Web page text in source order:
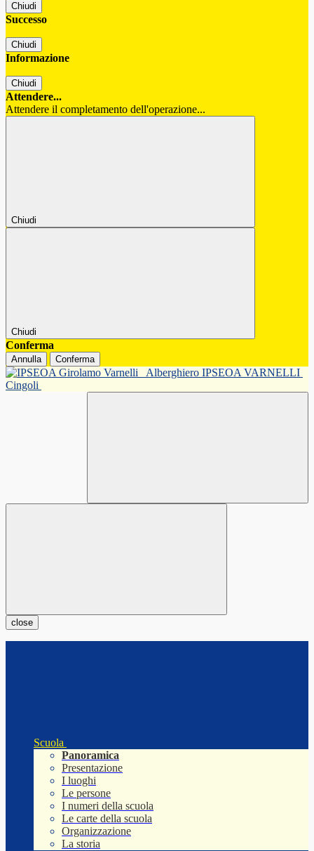
Chiudi
Successo
Chiudi
Informazione
Chiudi
Attendere...
Attendere il completamento dell'operazione...
Chiudi
Chiudi
Conferma
Annulla Conferma
Alberghiero IPSEOA VARNELLI
Cingoli
close
Scuola
Panoramica
Presentazione
I luoghi
Le persone
I numeri della scuola
Le carte della scuola
Organizzazione
La storia